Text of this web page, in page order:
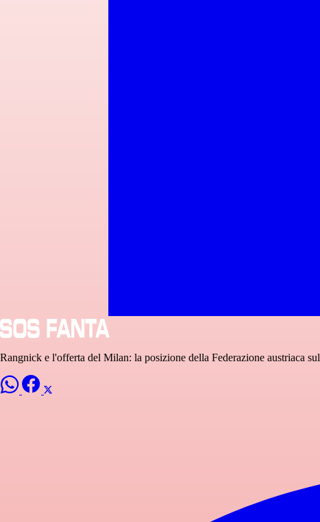
Rangnick e l'offerta del Milan: la posizione della Federazione austriaca